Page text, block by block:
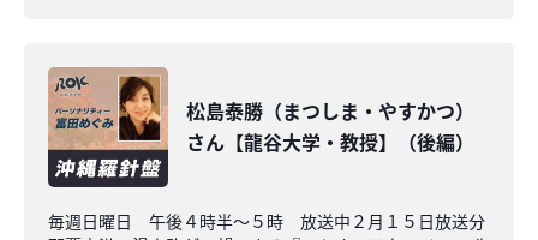
松島泰勝（まつしま・やすかつ）
さん【龍谷大学・教授】（後編）
毎週日曜日 午後４時半～５時 放送中２月１５日放送分